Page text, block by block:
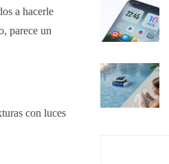
a hacerle
parece un
con luces